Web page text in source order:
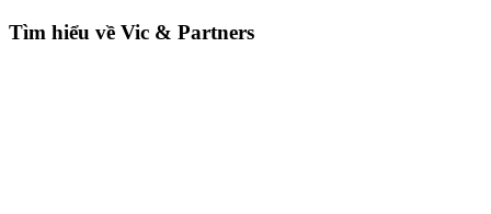
Tìm hiểu về Vic & Partners